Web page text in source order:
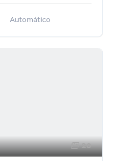
Automático
20